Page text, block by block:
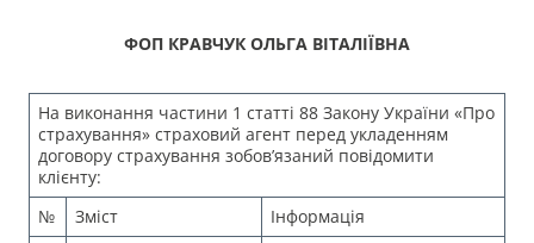
ФОП КРАВЧУК ОЛЬГА ВІТАЛІЇВНА
На виконання частини 1 статті 88 Закону України «Про
страхування» страховий агент перед укладенням
договору страхування зобов’язаний повідомити
клієнту:
№
Зміст
Інформація